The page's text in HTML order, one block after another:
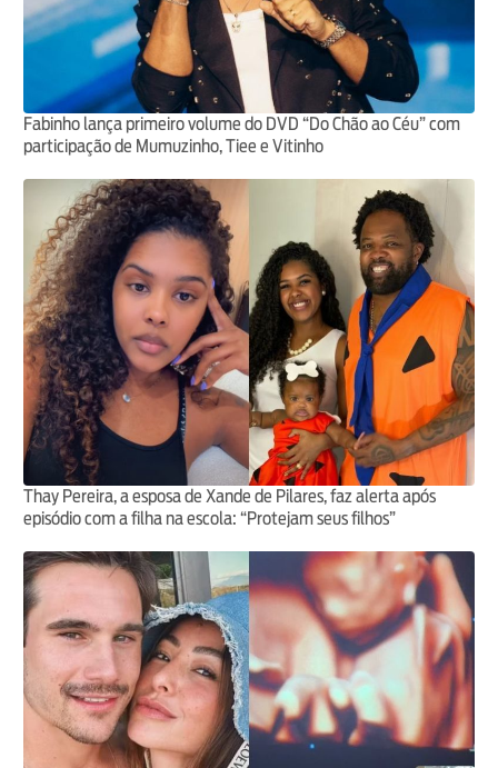
Fabinho lança primeiro volume do DVD “Do Chão ao Céu” com
participação de Mumuzinho, Tiee e Vitinho
Thay Pereira, a esposa de Xande de Pilares, faz alerta após
episódio com a filha na escola: “Protejam seus filhos”